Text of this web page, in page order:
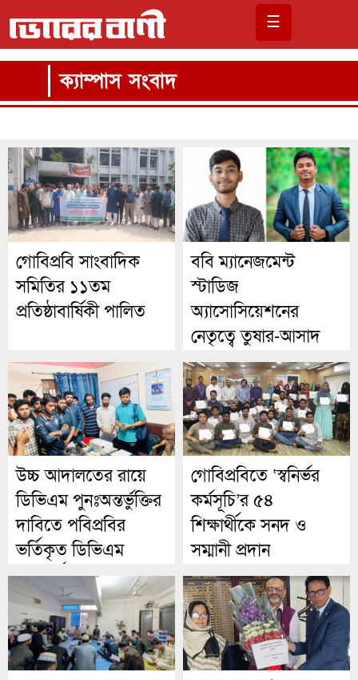
☰
ক্যাম্পাস সংবাদ
গোবিপ্রবি সাংবাদিক
সমিতির ১১তম
প্রতিষ্ঠাবার্ষিকী পালিত
ববি ম্যানেজমেন্ট
স্টাডিজ
অ্যাসোসিয়েশনের
নেতৃত্বে তুষার-আসাদ
উচ্চ আদালতের রায়ে
ডিভিএম পুনঃঅন্তর্ভুক্তির
দাবিতে পবিপ্রবির
ভর্তিকৃত ডিভিএম
শিক্ষার্থীদের স্মারকলিপি
গোবিপ্রবিতে ‘স্বনির্ভর
কর্মসূচি’র ৫৪
শিক্ষার্থীকে সনদ ও
সম্মানী প্রদান